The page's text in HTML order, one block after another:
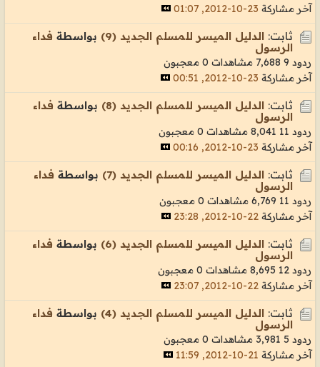
آخر مشاركة 23-10-2012, 01:07
ثابت: الدليل الميسر للمسلم الجديد (9) بواسطة فداء
الرسول
ردود 9 7,688 مشاهدات
0 معجبون
آخر مشاركة 23-10-2012, 00:51
ثابت: الدليل الميسر للمسلم الجديد (8) بواسطة فداء
الرسول
ردود 11 8,041 مشاهدات
0 معجبون
آخر مشاركة 23-10-2012, 00:16
ثابت: الدليل الميسر للمسلم الجديد (7) بواسطة فداء
الرسول
ردود 11 6,769 مشاهدات
0 معجبون
آخر مشاركة 22-10-2012, 23:28
ثابت: الدليل الميسر للمسلم الجديد (6) بواسطة فداء
الرسول
ردود 12 8,695 مشاهدات
0 معجبون
آخر مشاركة 22-10-2012, 23:07
ثابت: الدليل الميسر للمسلم الجديد (4) بواسطة فداء
الرسول
ردود 5 3,981 مشاهدات
0 معجبون
آخر مشاركة 21-10-2012, 11:59